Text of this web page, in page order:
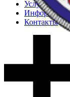
Услуги
Информация
Контакты